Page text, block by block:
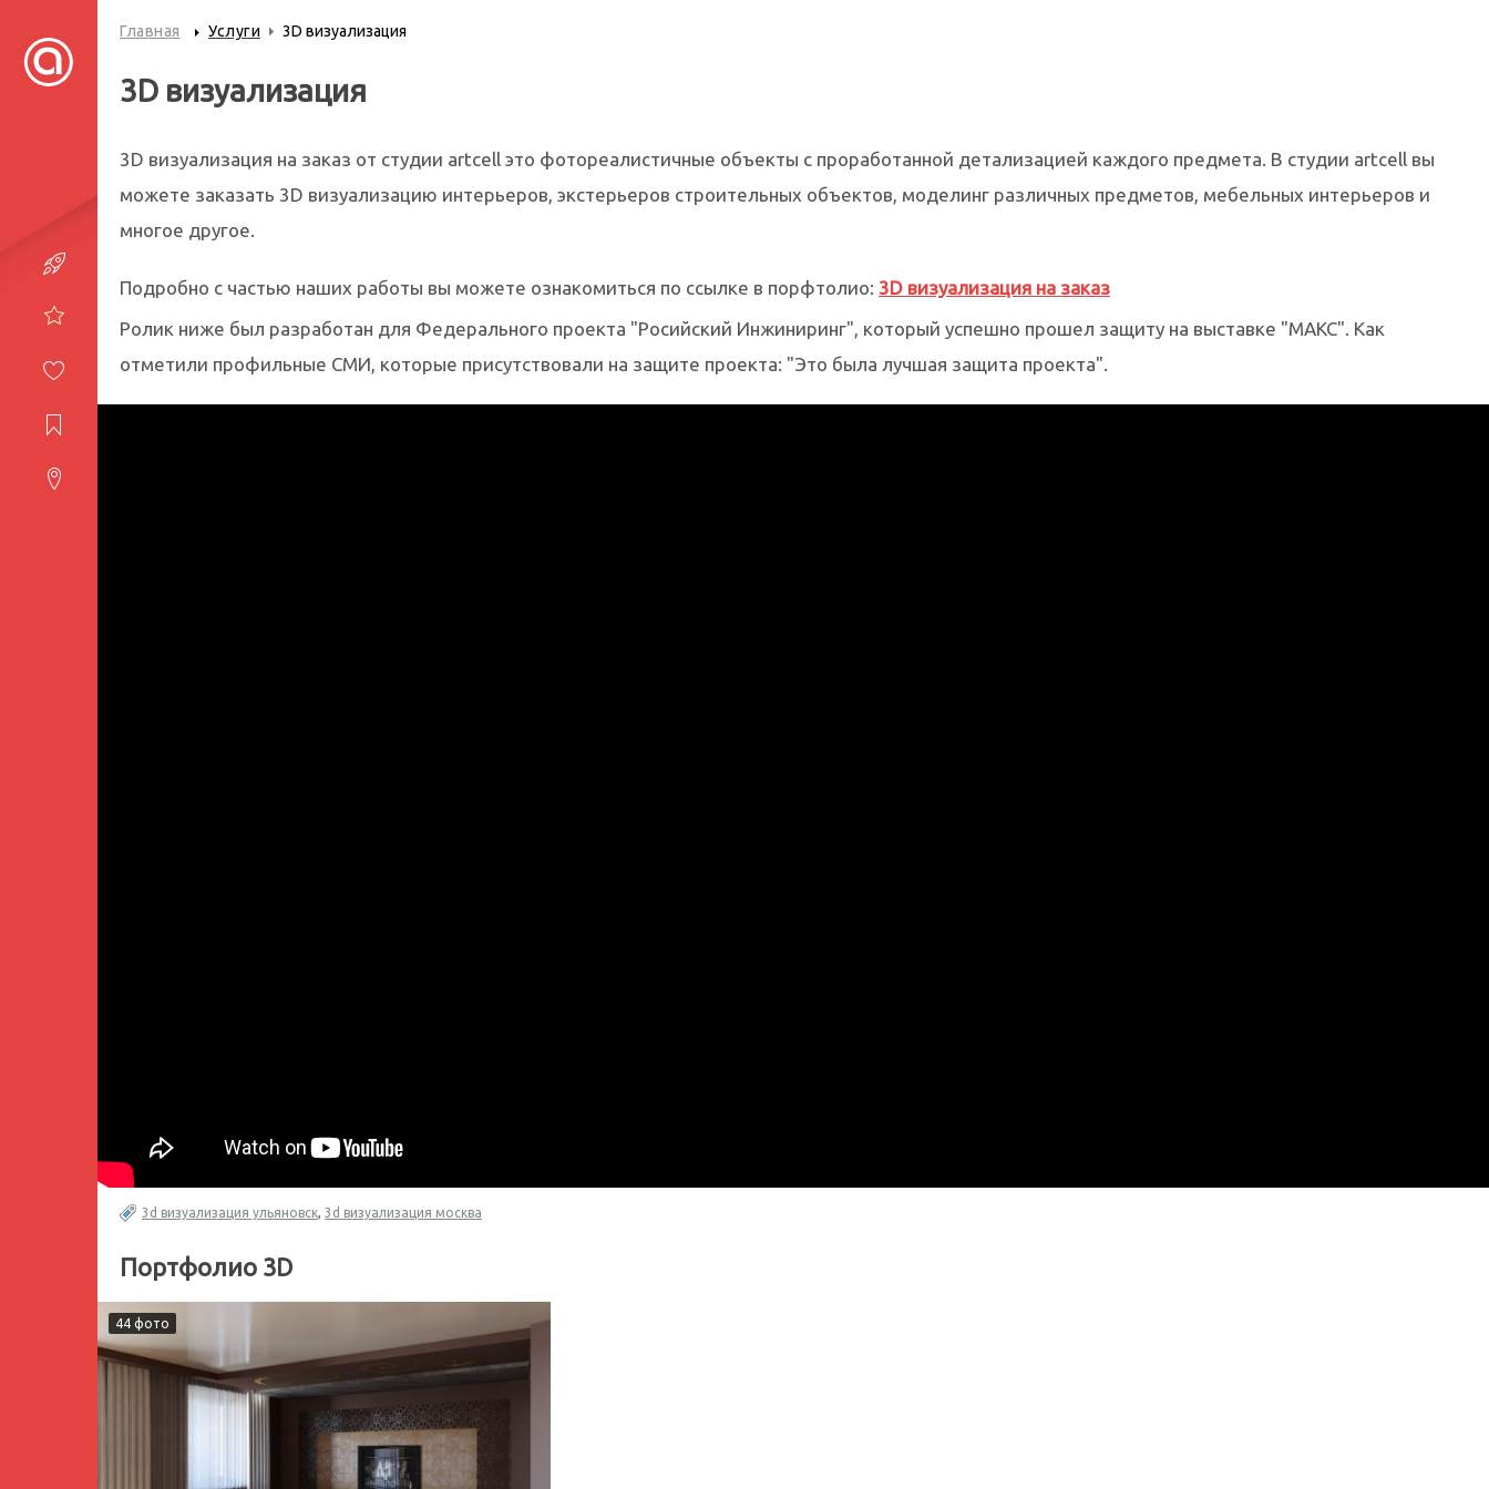
Студия
Главная Услуги 3D визуализация
3D визуализация
3D визуализация на заказ от студии artcell это фотореалистичные объекты с проработанной детализацией каждого предмета. В студии artcell вы
можете заказать 3D визуализацию интерьеров, экстерьеров строительных объектов, моделинг различных предметов, мебельных интерьеров и
многое другое.
Подробно с частью наших работы вы можете ознакомиться по ссылке в порфтолио: 3D визуализация на заказ
Ролик ниже был разработан для Федерального проекта "Росийский Инжиниринг", который успешно прошел защиту на выставке "МАКС". Как
отметили профильные СМИ, которые присутствовали на защите проекта: "Это была лучшая защита проекта".
3d визуализация ульяновск 3d визуализация москва
Портфолио 3D
44 фото